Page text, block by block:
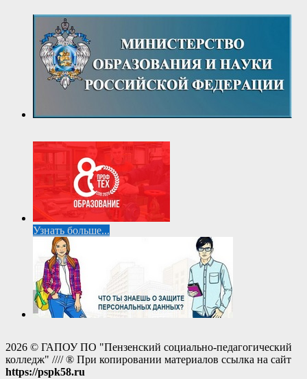
Узнать больше...
2026 © ГАПОУ ПО "Пензенский социально-педагогический
колледж" //// ® При копировании материалов ссылка на сайт
https://pspk58.ru